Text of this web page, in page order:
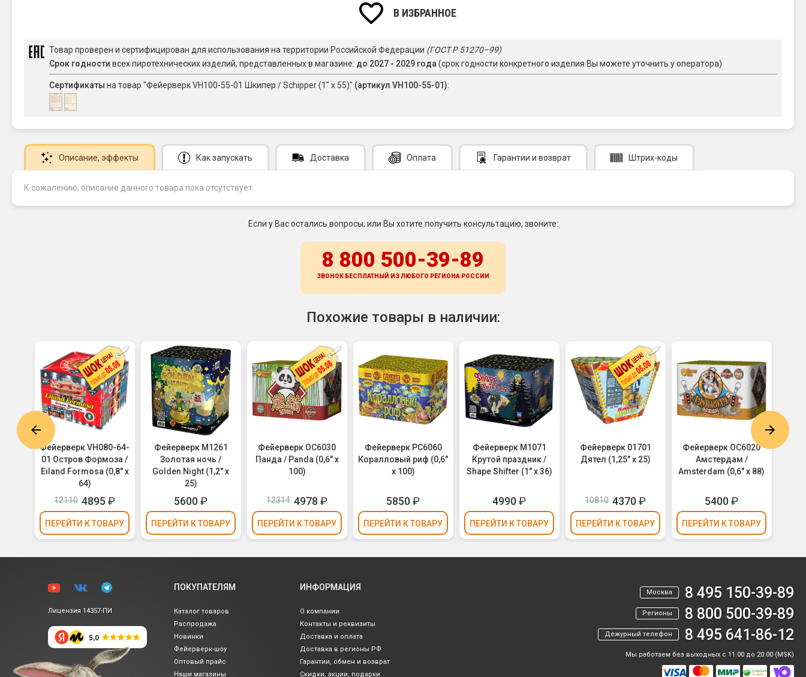
В ИЗБРАННОЕ
Товар проверен и сертифицирован для использования на территории Российской Федерации (ГОСТ Р 51270–99)
Срок годности всех пиротехнических изделий, представленных в магазине: до 2027 - 2029 года (срок годности конкретного изделия Вы можете уточнить у оператора)
Сертификаты на товар "Фейерверк VH100-55-01 Шкипер / Schipper (1" х 55)" (артикул VH100-55-01):
Описание, эффекты Как запускать Доставка Оплата Гарантии и возврат Штрих-коды
К сожалению, описание данного товара пока отсутствует.
Если у Вас остались вопросы, или Вы хотите получить консультацию, звоните:
8 800 500-39-89
ЗВОНОК БЕСПЛАТНЫЙ ИЗ ЛЮБОГО РЕГИОНА РОССИИ
Похожие товары в наличии:
Фейерверк VH080-64-
01 Остров Формоза /
Eiland Formosa (0,8" х
64)
12110 4895 ₽
ПЕРЕЙТИ К ТОВАРУ
Фейерверк M1261
Золотая ночь /
Golden Night (1,2" х
25)
5600₽
ПЕРЕЙТИ К ТОВАРУ
Фейерверк ОС6030
Панда / Panda (0,6" х
100)
12314 4978 ₽
ПЕРЕЙТИ К ТОВАРУ
Фейерверк РС6060
Коралловый риф (0,6"
х 100)
5850₽
ПЕРЕЙТИ К ТОВАРУ
Фейерверк M1071
Крутой праздник /
Shape Shifter (1" х 36)
4990₽
ПЕРЕЙТИ К ТОВАРУ
Фейерверк 01701
Дятел (1,25" х 25)
10810 4370₽
ПЕРЕЙТИ К ТОВАРУ
Фейерверк ОС6020
Амстердам /
Amsterdam (0,6" х 88)
5400₽
ПЕРЕЙТИ К ТОВАРУ
Лицензия 14357-ПИ
ПОКУПАТЕЛЯМ
Каталог товаров
Распродажа
Новинки
Фейерверк-шоу
Оптовый прайс
Наши магазины
ИНФОРМАЦИЯ
О компании
Контакты и реквизиты
Доставка и оплата
Доставка в регионы РФ
Гарантии, обмен и возврат
Скидки, акции, подарки
Москва 8 495 150-39-89
Регионы 8 800 500-39-89
Дежурный телефон 8 495 641-86-12
Мы работаем без выходных с 11:00 до 20:00 (MSK)